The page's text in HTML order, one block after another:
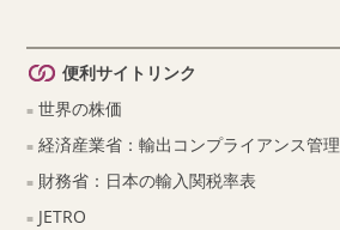
便利サイトリンク
世界の株価
経済産業省：輸出コンプライアンス管理
財務省：日本の輸入関税率表
JETRO